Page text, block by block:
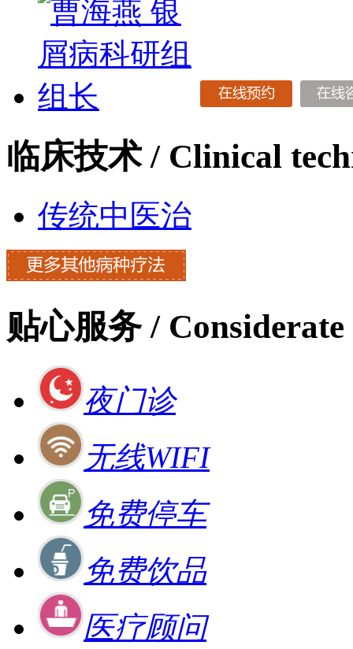
临床技术 / Clinical
传统中医治
贴心服务 / Considerate
夜门诊
无线WIFI
免费停车
免费饮品
医疗顾问